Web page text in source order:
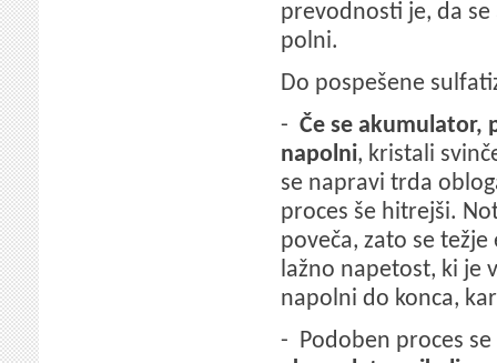
prevodnosti je, da
polni.
Do pospešene
- Če se akumulator,
napolni, kristali
se napravi trda
proces še hitrejši.
poveča, zato se
lažno napetost, ki je
napolni do konca,
- Podoben proces